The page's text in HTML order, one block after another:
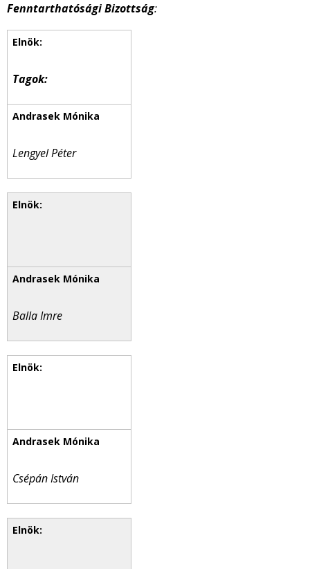
Fenntarthatósági Bizottság:
Tagok:
Lengyel Péter
Balla Imre
Csépán István